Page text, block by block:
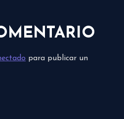
para publicar un